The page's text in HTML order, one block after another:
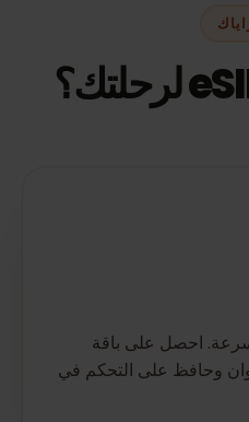
احصل على باقة
وحافظ على التحكم في